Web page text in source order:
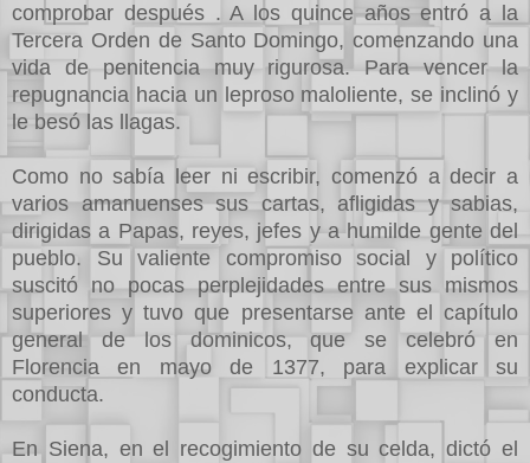
comprobar después . A los quince años entró a la
Tercera Orden de Santo Domingo, comenzando una
vida de penitencia muy rigurosa. Para vencer la
repugnancia hacia un leproso maloliente, se inclinó y
le besó las llagas.
Como no sabía leer ni escribir, comenzó a decir a
varios amanuenses sus cartas, afligidas y sabias,
dirigidas a Papas, reyes, jefes y a humilde gente del
pueblo. Su valiente compromiso social y político
suscitó no pocas perplejidades entre sus mismos
superiores y tuvo que presentarse ante el capítulo
general de los dominicos, que se celebró en
Florencia en mayo de 1377, para explicar su
conducta.
En Siena, en el recogimiento de su celda, dictó el